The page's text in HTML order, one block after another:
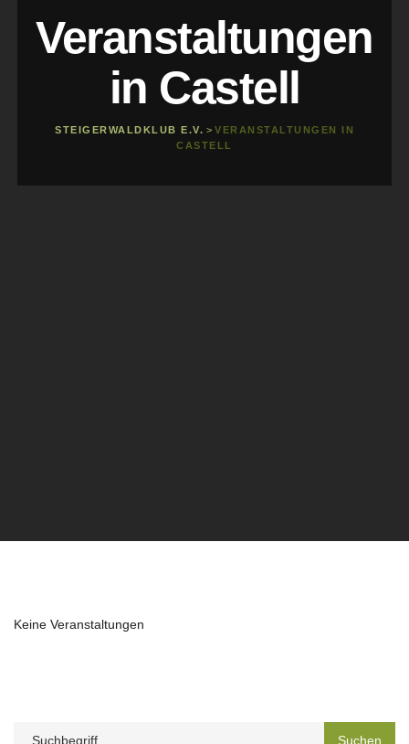
Veranstaltungen
in Castell
STEIGERWALDKLUB E.V. > VERANSTALTUNGEN IN
CASTELL
Keine Veranstaltungen